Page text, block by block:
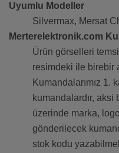
Uyumlu Modeller
Silvermax, Mersat
Merterelektronik.com
Ürün görselleri
resimdeki ile birebir
Kumandalarımız 1.
kumandalardır, aksi
üzerinde marka,
gönderilecek
stok kodu